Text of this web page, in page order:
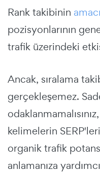
Rank takibinin amacı
pozisyonlarının
trafik üzerindeki
Ancak, sıralama
gerçekleşemez.
kelimelerin
organik trafik
anlamanıza